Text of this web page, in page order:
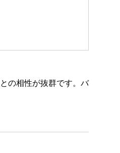
の相性が抜群です。バ